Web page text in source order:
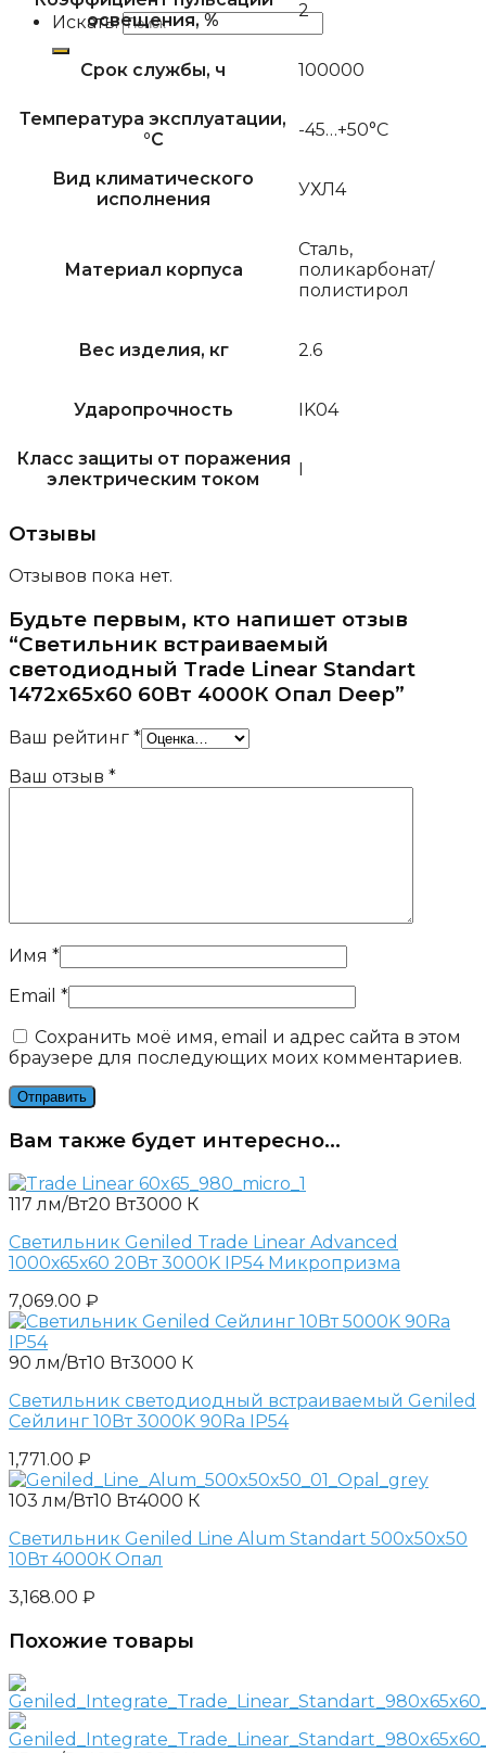
Искать:освещения, %
2
Срок службы, ч 100000
Температура эксплуатации,
°C
-45…+50°С
Вид климатического
исполнения
УХЛ4
Материал корпуса
Сталь,
поликарбонат/
полистирол
Вес изделия, кг 2.6
Ударопрочность IK04
Класс защиты от поражения
электрическим током
I
Отзывы
Отзывов пока нет.
Будьте первым, кто напишет отзыв
“Светильник встраиваемый
светодиодный Trade Linear Standart
1472x65x60 60Вт 4000К Опал Deep”
Ваш рейтинг *
Ваш отзыв *
Имя *
Email *
Сохранить моё имя, email и адрес сайта в этом
браузере для последующих моих комментариев.
Вам также будет интересно…
117 лм/Вт20 Вт3000 К
Светильник Geniled Trade Linear Advanced
1000х65х60 20Вт 3000K IP54 Микропризма
7,069.00 ₽
90 лм/Вт10 Вт3000 К
Светильник светодиодный встраиваемый Geniled
Сейлинг 10Вт 3000K 90Ra IP54
1,771.00 ₽
103 лм/Вт10 Вт4000 К
Светильник Geniled Line Alum Standart 500x50x50
10Вт 4000К Опал
3,168.00 ₽
Похожие товары